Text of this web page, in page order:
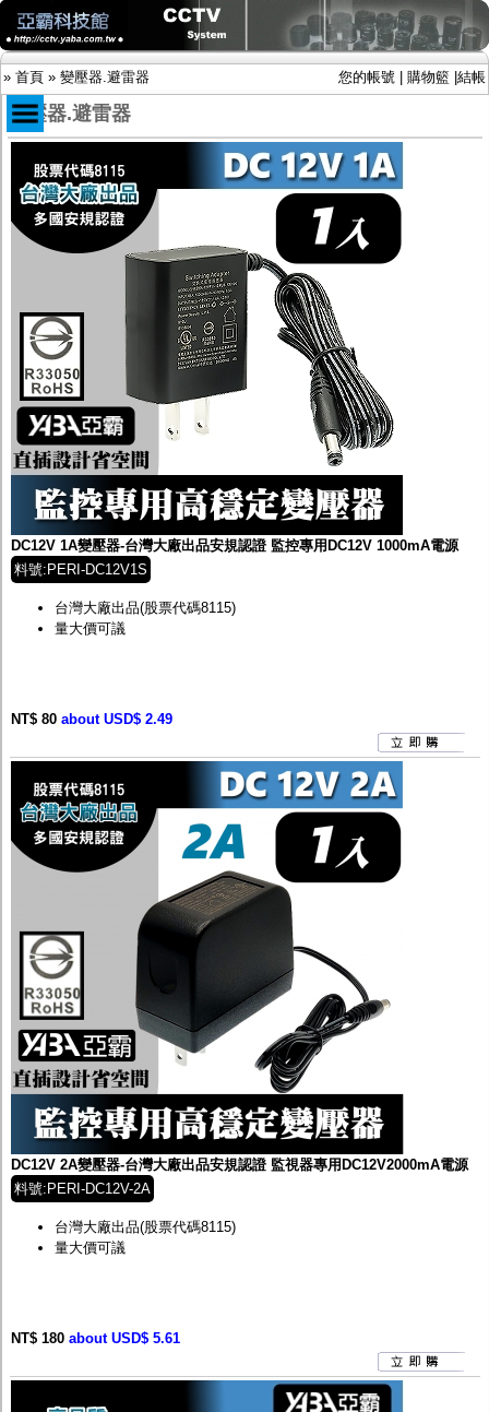
» 首頁 » 變壓器.避雷器 您的帳號 購物籃 結帳
商品目錄
限時促銷特惠專案
IP網路攝影機及錄放影機
AHD DVR數位錄放影機
AHD中小型紅外線攝影機(適用騎樓、室內外)
AHD防護罩型攝影機(適用屋外，紅外線照射
距離遠）
AHD特殊功能型攝影機
旋轉型攝影機.旋轉台
傳統高解析攝影機
鏡頭
投光設備
防護罩及支架
多路攝影機單軸傳輸
監聽器.麥克風
網路設備
視訊轉換設備
雙絞線傳輸器
雜訊改善器
分配放大器
網路線用水晶頭
變壓器.避雷器
偽裝嚇阻假監視器. 警示防盜貼紙
行車紀錄器.車用插座配件
電腦工業機殼
客訂商品
變壓器.避雷器
DC12V 1A變壓器-台灣大廠出品安規認證 監控專用DC12V 1000mA電源
料號:PERI-DC12V1S
台灣大廠出品(股票代碼8115)
量大價可議
NT$ 80 about USD$ 2.49
DC12V 2A變壓器-台灣大廠出品安規認證 監視器專用DC12V2000mA電源
料號:PERI-DC12V-2A
台灣大廠出品(股票代碼8115)
量大價可議
NT$ 180 about USD$ 5.61